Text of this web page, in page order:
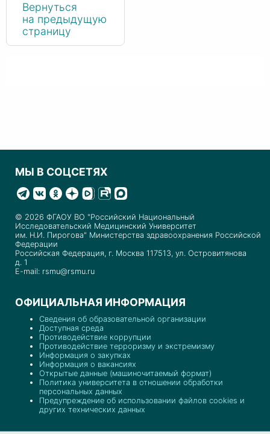
Вернуться
на предыдущую
страницу
МЫ В СОЦСЕТЯХ
© 2026 ФГАОУ ВО "Российский Национальный
Исследовательский Медицинский Университет
им. Н.И. Пирогова" Министерства здравоохранения Российской
Федерации
Российская Федерация, г. Москва 117513, ул. Островитянова
д. 1
E-mail: rsmu@rsmu.ru
ОФИЦИАЛЬНАЯ ИНФОРМАЦИЯ
Сведения об образовательной организации
Доступная среда
Противодействие коррупции
Противодействие терроризму и экстремизму
Информация о закупках
Информация о вакансиях
Открытые данные (машиночитаемый формат)
Политика университета в отношении обработки
персональных данных
Предупреждение об использовании файлов cookies и
других технических данных